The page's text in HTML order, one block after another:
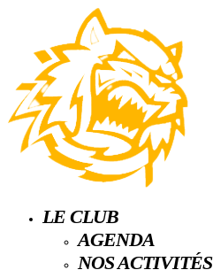
LE CLUB
AGENDA
NOS ACTIVITÉS